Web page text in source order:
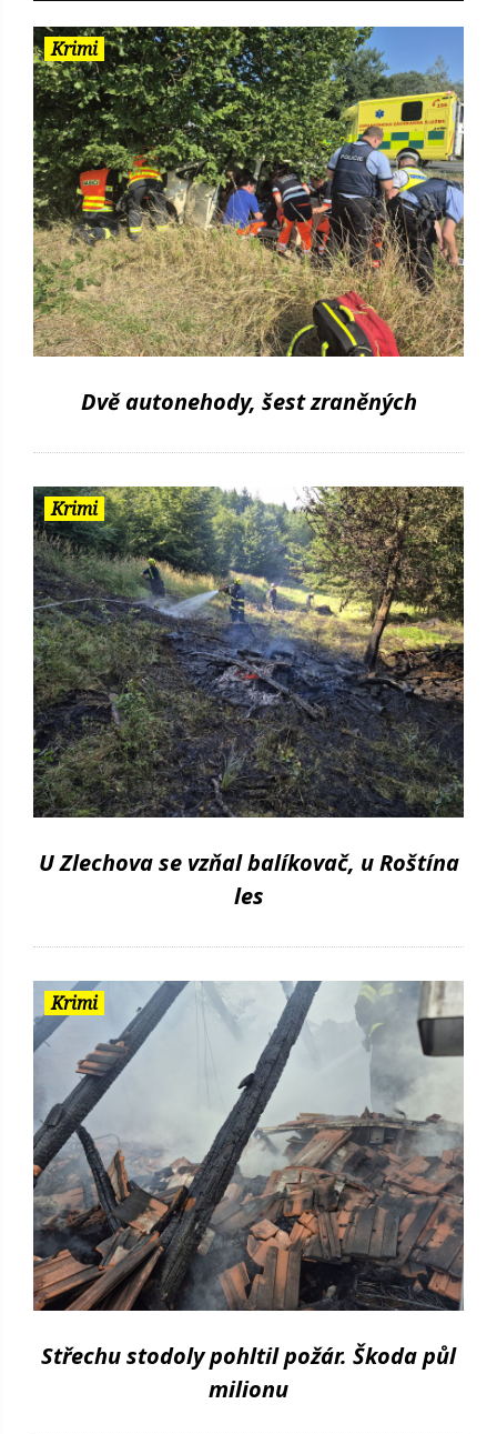
Krimi
Dvě autonehody, šest zraněných
Krimi
U Zlechova se vzňal balíkovač, u Roštína
les
Krimi
Střechu stodoly pohltil požár. Škoda půl
milionu